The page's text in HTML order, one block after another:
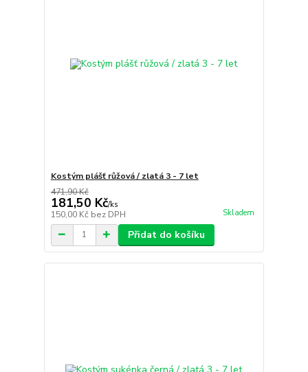
Kostým plášť růžová / zlatá 3 - 7 let
471,90 Kč
181,50 Kč/ks
150,00 Kč bez DPH Skladem
Přidat do košíku